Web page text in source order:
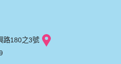
路180之3號